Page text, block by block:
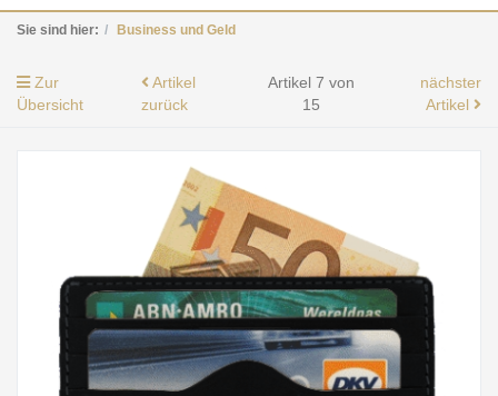
Sie sind hier: Business und Geld
Zur
Übersicht
Artikel
zurück
Artikel 7 von
15
nächster
Artikel